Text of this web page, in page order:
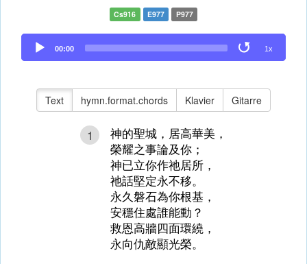
Cs916 E977 P977
Audio
Player
00:00 1x
Text hymn.format.chords Klavier Gitarre
1
神的聖城，居高華美，
榮耀之事論及你；
神已立你作祂居所，
祂話堅定永不移。
永久磐石為你根基，
安穩住處誰能動？
救恩高牆四面環繞，
永向仇敵顯光榮。